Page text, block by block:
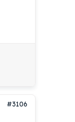
#3106